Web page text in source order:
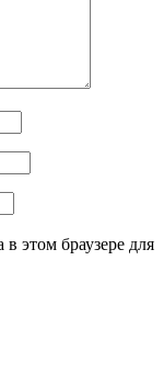
этом браузере для